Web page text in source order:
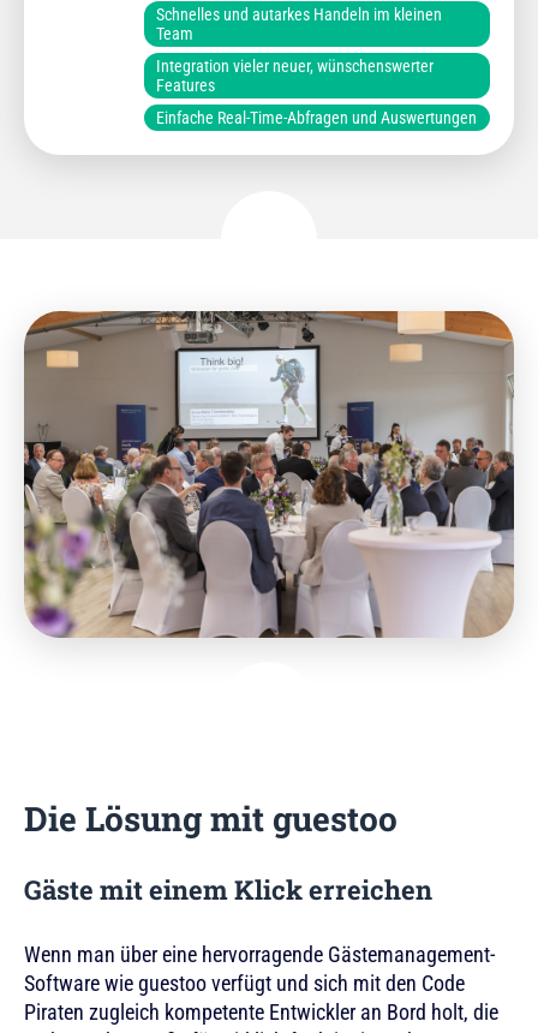
Schnelles und autarkes Handeln im kleinen
Team
Integration vieler neuer, wünschenswerter
Features
Einfache Real-Time-Abfragen und Auswertungen
Die Lösung mit guestoo
Gäste mit einem Klick erreichen
Wenn man über eine hervorragende Gästemanagement-
Software wie guestoo verfügt und sich mit den Code
Piraten zugleich kompetente Entwickler an Bord holt, die